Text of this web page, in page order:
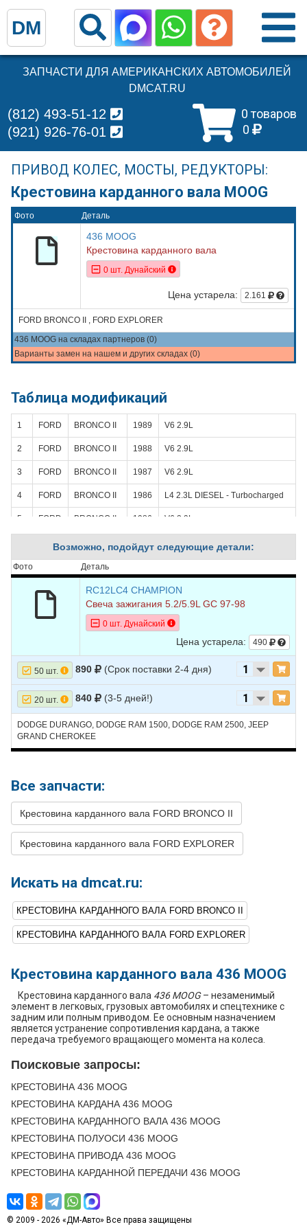
ЗАПЧАСТИ ДЛЯ АМЕРИКАНСКИХ АВТОМОБИЛЕЙ
DMCAT.RU
0 товаров
0
(812) 493-51-12
(921) 926-76-01
ПРИВОД КОЛЕС, МОСТЫ, РЕДУКТОРЫ:
Крестовина карданного вала MOOG
Фото Деталь
436 MOOG
Крестовина карданного вала
0 шт. Дунайский
Цена устарела: 2.161
FORD BRONCO II , FORD EXPLORER
436 MOOG на складах партнеров (0)
Варианты замен на нашем и других складах (0)
Таблица модификаций
1 FORD BRONCO II 1989 V6 2.9L
2 FORD BRONCO II 1988 V6 2.9L
3 FORD BRONCO II 1987 V6 2.9L
4 FORD BRONCO II 1986 L4 2.3L DIESEL - Turbocharged
5 FORD BRONCO II 1986 V6 2.9L
FORD 1985
7 BRONCO II
FORD BRONCO II 1985 V6 2.8L
BRONCO II 1984 V6 2.8L
11 FORD EXPLORER 1991 V6 4.0L
Возможно, подойдут следующие детали:
Фото Деталь
RC12LC4 CHAMPION
Свеча зажигания 5.2/5.9L GC 97-98
0 шт. Дунайский
Цена устарела: 490
50 шт. 890 (Срок поставки 2-4 дня)
20 шт. 840 (3-5 дней!)
DODGE DURANGO, DODGE RAM 1500, DODGE RAM 2500, JEEP
GRAND CHEROKEE
Все запчасти:
Крестовина карданного вала FORD BRONCO II
Крестовина карданного вала FORD EXPLORER
Искать на dmcat.ru:
КРЕСТОВИНА КАРДАННОГО ВАЛА FORD BRONCO II
КРЕСТОВИНА КАРДАННОГО ВАЛА FORD EXPLORER
Крестовина карданного вала 436 MOOG
Крестовина карданного вала 436 MOOG– незаменимый
элемент в легковых, грузовых автомобилях и спецтехнике с
задним или полным приводом. Ее основным назначением
является устранение сопротивления кардана, а также
передача требуемого вращающего момента на колеса.
Поисковые запросы:
КРЕСТОВИНА 436 MOOG
КРЕСТОВИНА КАРДАНА 436 MOOG
КРЕСТОВИНА КАРДАННОГО ВАЛА 436 MOOG
КРЕСТОВИНА ПОЛУОСИ 436 MOOG
КРЕСТОВИНА ПРИВОДА 436 MOOG
КРЕСТОВИНА КАРДАННОЙ ПЕРЕДАЧИ 436 MOOG
© 2009 - 2026 «ДМ-Авто» Все права защищены
DM